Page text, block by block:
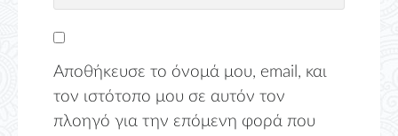
Αποθήκευσε το όνομά μου, email, και
τον ιστότοπο μου σε αυτόν τον
πλοηγό για την επόμενη φορά που